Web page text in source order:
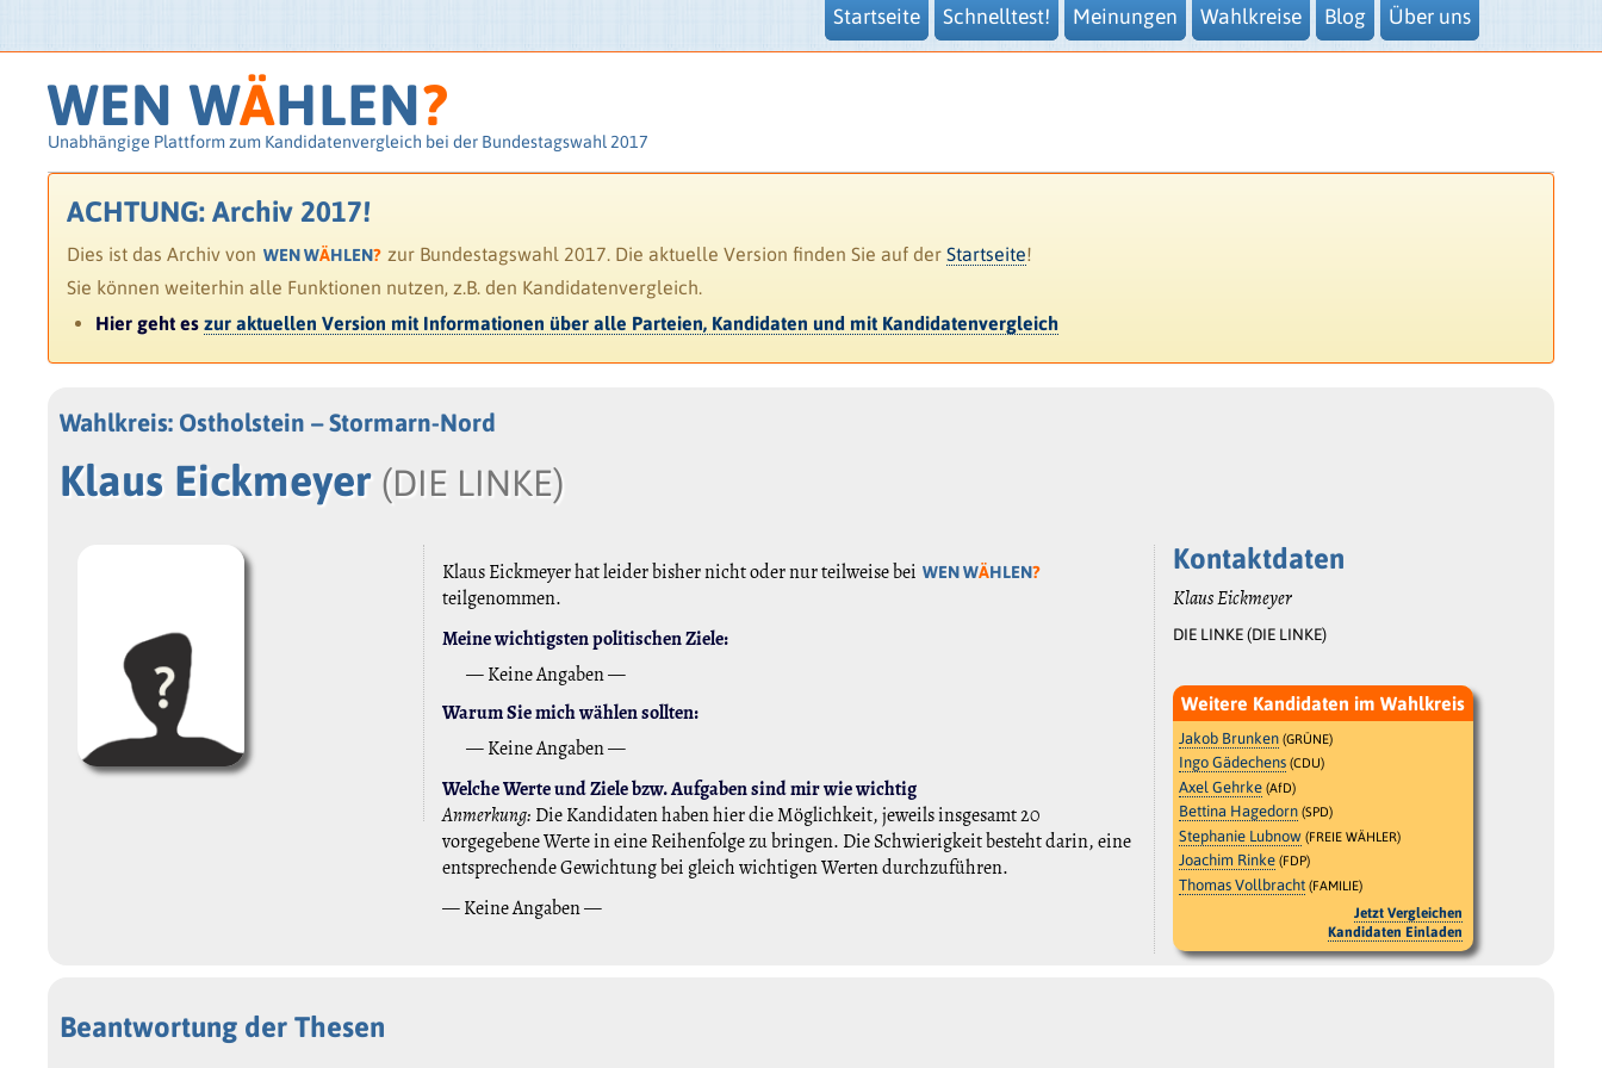
Startseite Schnelltest! Meinungen Wahlkreise Blog Über uns
WEN WÄHLEN?
Unabhängige Plattform zum Kandidatenvergleich bei der Bundestagswahl 2017
ACHTUNG: Archiv 2017!
Dies ist das Archiv von WEN WÄHLEN? zur Bundestagswahl 2017. Die aktuelle Version finden Sie auf derStartseite!
Sie können weiterhin alle Funktionen nutzen, z.B. den Kandidatenvergleich.
Hier geht eszur aktuellen Version mit Informationen über alle Parteien, Kandidaten und mit Kandidatenvergleich
Wahlkreis: Ostholstein – Stormarn-Nord
Klaus Eickmeyer (DIE LINKE)
Klaus Eickmeyer hat leider bisher nicht oder nur teilweise bei WEN WÄHLEN?
teilgenommen.
Meine wichtigsten politischen Ziele:
— Keine Angaben —
Warum Sie mich wählen sollten:
— Keine Angaben —
Welche Werte und Ziele bzw. Aufgaben sind mir wie wichtig
Anmerkung: Die Kandidaten haben hier die Möglichkeit, jeweils insgesamt 20
vorgegebene Werte in eine Reihenfolge zu bringen. Die Schwierigkeit besteht darin, eine
entsprechende Gewichtung bei gleich wichtigen Werten durchzuführen.
— Keine Angaben —
Kontaktdaten
Klaus Eickmeyer
DIE LINKE (DIE LINKE)
Weitere Kandidaten im Wahlkreis
Jakob Brunken (GRÜNE)
Ingo Gädechens (CDU)
Axel Gehrke (AfD)
Bettina Hagedorn (SPD)
Stephanie Lubnow (FREIE WÄHLER)
Joachim Rinke (FDP)
Thomas Vollbracht (FAMILIE)
Jetzt Vergleichen
Kandidaten Einladen
Beantwortung der Thesen